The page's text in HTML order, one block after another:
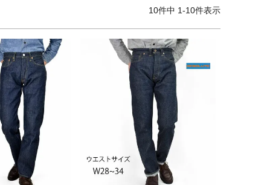
10件中 1-10件表示